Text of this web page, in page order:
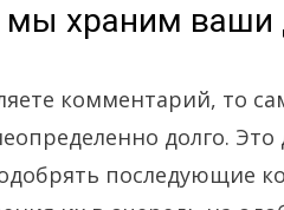
мы храним ваши
комментарий, то
долго. Это
последующие